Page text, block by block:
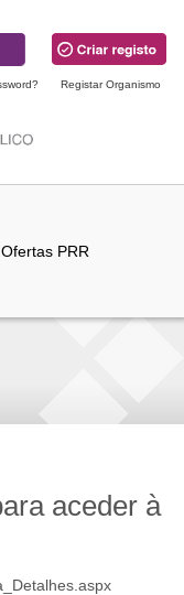
Registar Organismo
Ofertas PRR
aceder à